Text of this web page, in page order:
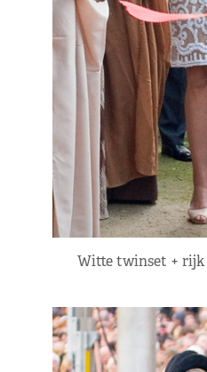
Witte twinset +